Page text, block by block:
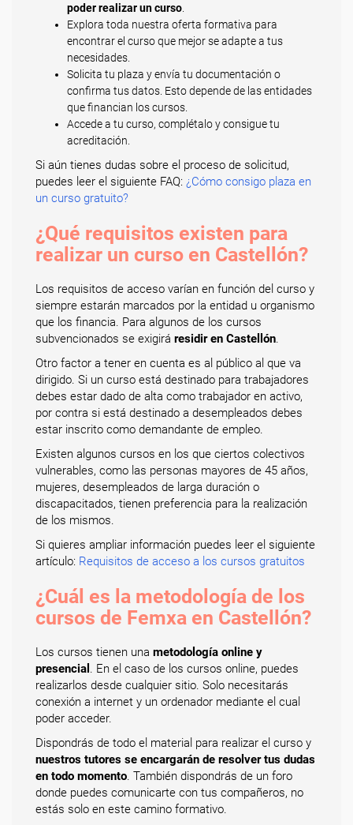
poder realizar un curso
Explora toda nuestra oferta formativa para
encontrar el curso que mejor se adapte a tus
necesidades.
Solicita tu plaza y envía tu documentación o
confirma tus datos. Esto depende de las entidades
que financian los cursos.
Accede a tu curso, complétalo y consigue tu
acreditación.
Si aún tienes dudas sobre el proceso de solicitud,
puedes leer el siguiente FAQ: ¿Cómo consigo plaza en
un curso gratuito?
¿Qué requisitos existen para
realizar un curso en Castellón?
Los requisitos de acceso varían en función del curso y
siempre estarán marcados por la entidad u organismo
que los financia. Para algunos de los cursos
subvencionados se exigirá residir en Castellón.
Otro factor a tener en cuenta es al público al que va
dirigido. Si un curso está destinado para trabajadores
debes estar dado de alta como trabajador en activo,
por contra si está destinado a desempleados debes
estar inscrito como demandante de empleo.
Existen algunos cursos en los que ciertos colectivos
vulnerables, como las personas mayores de 45 años,
mujeres, desempleados de larga duración o
discapacitados, tienen preferencia para la realización
de los mismos.
Si quieres ampliar información puedes leer el siguiente
artículo: Requisitos de acceso a los cursos gratuitos
¿Cuál es la metodología de los
cursos de Femxa en Castellón?
Los cursos tienen una metodología online y
presencial . En el caso de los cursos online, puedes
realizarlos desde cualquier sitio. Solo necesitarás
conexión a internet y un ordenador mediante el cual
poder acceder.
Dispondrás de todo el material para realizar el curso y
nuestros tutores se encargarán de resolver tus dudas
en todo momento. También dispondrás de un foro
donde puedes comunicarte con tus compañeros, no
estás solo en este camino formativo.